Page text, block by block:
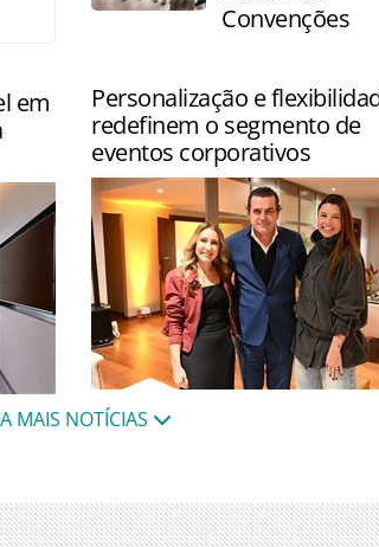
Convenções
Personalização e
redefinem o segmento de
eventos corporativos
Debate promovido pelo Tivoli
discutiu tendências que já
em
da
MAIS NOTÍCIAS